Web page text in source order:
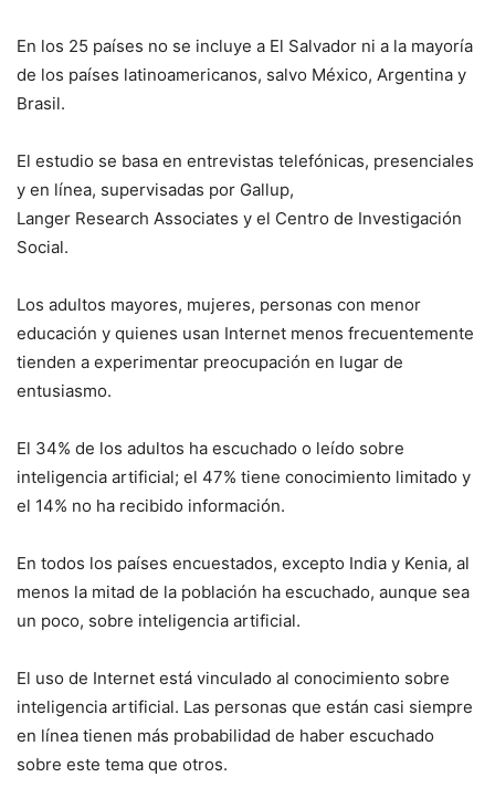
En los 25 países no se incluye a El Salvador ni a la mayoría
de los países latinoamericanos, salvo México, Argentina y
Brasil.
El estudio se basa en entrevistas telefónicas, presenciales
y en línea, supervisadas por Gallup,
Langer Research Associates y el Centro de Investigación
Social.
Los adultos mayores, mujeres, personas con menor
educación y quienes usan Internet menos frecuentemente
tienden a experimentar preocupación en lugar de
entusiasmo.
El 34% de los adultos ha escuchado o leído sobre
inteligencia artificial; el 47% tiene conocimiento limitado y
el 14% no ha recibido información.
En todos los países encuestados, excepto India y Kenia, al
menos la mitad de la población ha escuchado, aunque sea
un poco, sobre inteligencia artificial.
El uso de Internet está vinculado al conocimiento sobre
inteligencia artificial. Las personas que están casi siempre
en línea tienen más probabilidad de haber escuchado
sobre este tema que otros.